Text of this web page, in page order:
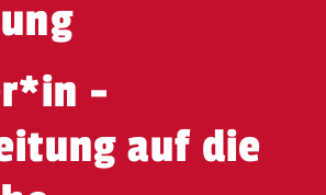
*in -
auf die